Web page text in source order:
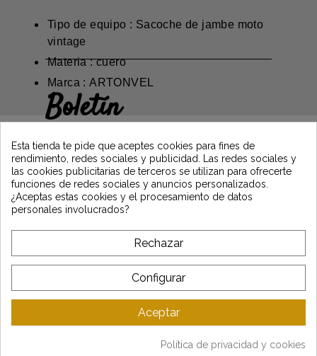
Tipo de equipo : Sacoche de jambe moto
vintage
Materia : cuero
Marca : ARTONVEL
Boletín
suscribiéndose y manténgase informado de
las últimas noticias de Vintage Motors
*Dès 99€ d'achat. En vous abonnant à notre newsletter, vous reconnaissez avoir pris
l'acceptez.
A PROPÓSITO DE VINTAGE
SERVICIO AL CLIENTE
Gestion des données Plan du site
Esta tienda te pide que aceptes cookies para fines de
rendimiento, redes sociales y publicidad. Las redes sociales y
las cookies publicitarias de terceros se utilizan para ofrecerte
funciones de redes sociales y anuncios personalizados.
¿Aceptas estas cookies y el procesamiento de datos
personales involucrados?
Rechazar
Configurar
Aceptar
Política de privacidad y cookies